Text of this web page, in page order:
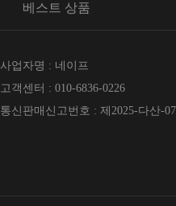
베스트 상품
사업자명 : 네이프
고객센터 : 010-6836-0226
통신판매신고번호 : 제2025-다산-